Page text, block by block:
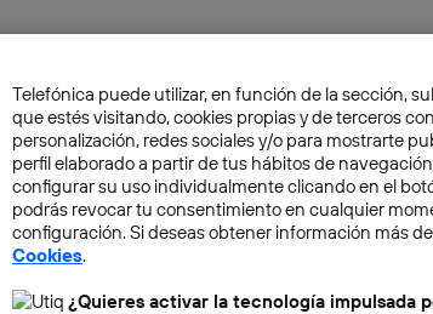
¿Fotografías
será la nueva
Xiaomi no deja de
revolucionen el sector
Elena Díaz
Telefónica puede utilizar, en función de la sección,
que estés visitando, cookies propias y de terceros
personalización, redes sociales y/o para mostrarte
perfil elaborado a partir de tus hábitos de
configurar su uso individualmente clicando en el
podrás revocar tu consentimiento en cualquier
configuración. Si deseas obtener información más
Cookies.
¿Quieres activar la tecnología impulsada